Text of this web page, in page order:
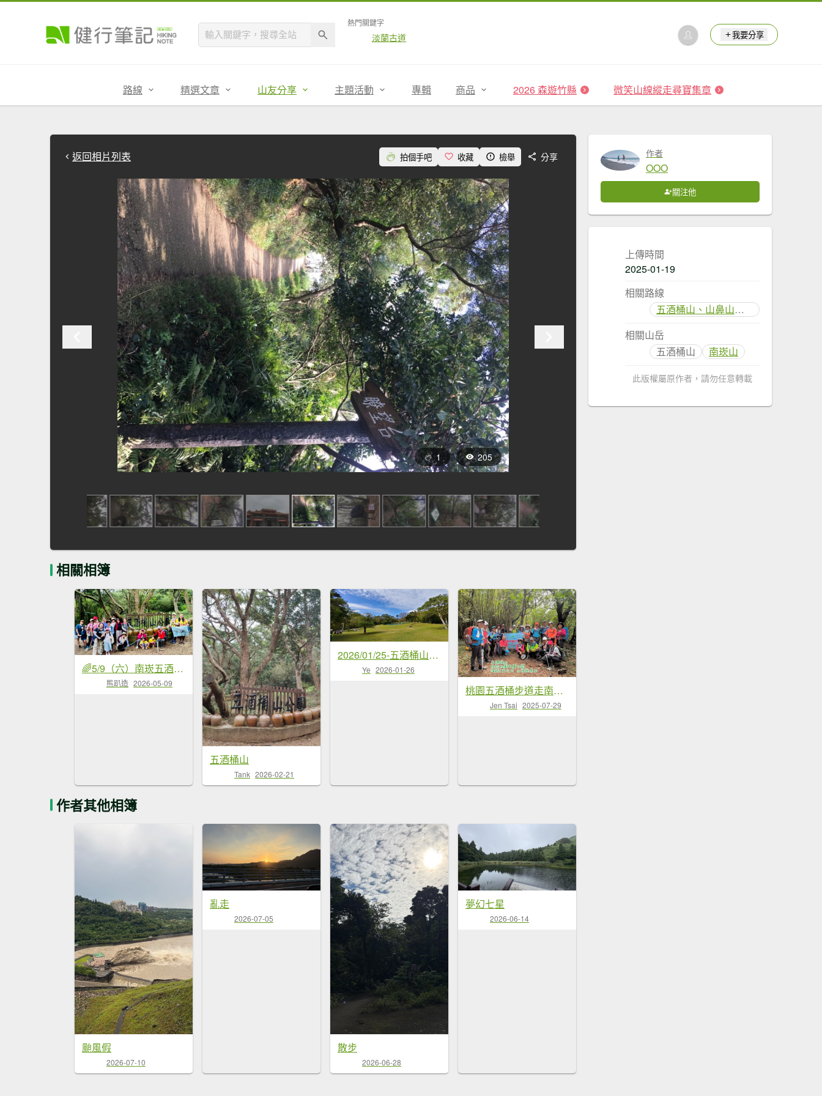
熱門關鍵字
淡蘭古道 我要分享
路線 精選文章 山友分享 主題活動 專輯 商品 2026 森遊竹縣 微笑山線縱走尋寶集章
返回相片列表 拍個手吧 收藏 檢舉 分享
1 205
相關相簿
🌈5/9（六）南崁五酒桶山步道×竹圍漁港✨FB：熊熊趴爬走~歡迎加入🌈
熊趴造 2026-05-09
五酒桶山
Tank 2026-02-21
2026/01/25-五酒桶山、山鼻山步道
Ye 2026-01-26
桃園五酒桶步道走南崁山-五酒桶山-山鼻山-獅仔頭山
Jen Tsai 2025-07-29
作者其他相簿
颱風假
2026-07-10
亂走
2026-07-05
散步
2026-06-28
夢幻七星
2026-06-14
作者
OOO
關注他
上傳時間
2025-01-19
相關路線
五酒桶山、山鼻山步道
相關山岳
五酒桶山
南崁山
此版權屬原作者，請勿任意轉載